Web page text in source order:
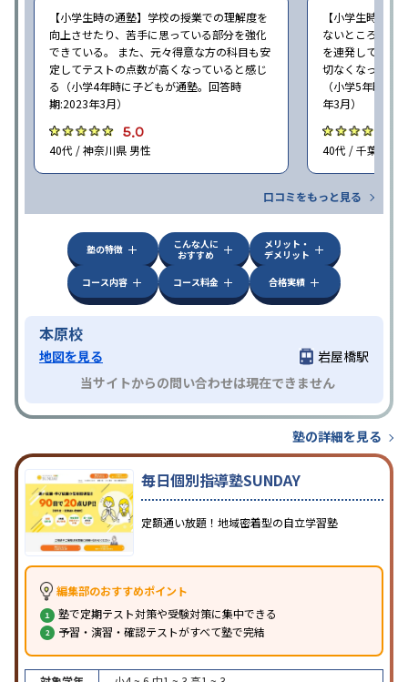
【小学生時の通塾】学校の授業での理解度を
向上させたり、苦手に思っている部分を強化
できている。 また、元々得意な方の科目も安
定してテストの点数が高くなっていると感じ
る（小学4年時に子どもが通塾。回答時
期:2023年3月）
5.0
40代 / 神奈川県 男性
【小学生時の通
ないところがあ
を連発していた
切なくなった。
（小学5年時に
年3月）
40代 / 千葉県 女
口コミをもっと見る
塾の特徴
こんな人に
おすすめ
メリット・
デメリット
コース内容
コース料金 合格実績
本原校
地図を見る
岩屋橋駅
当サイトからの問い合わせは現在できません
塾の詳細を見る
毎日個別指導塾SUNDAY
定額通い放題！地域密着型の自立学習塾
編集部のおすすめポイント
塾で定期テスト対策や受験対策に集中できる
予習・演習・確認テストがすべて塾で完結